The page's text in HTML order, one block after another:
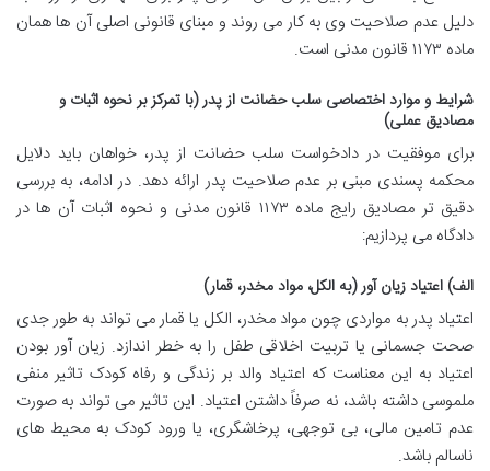
دلیل عدم صلاحیت وی به کار می روند و مبنای قانونی اصلی آن ها همان
ماده ۱۱۷۳ قانون مدنی است.
شرایط و موارد اختصاصی سلب حضانت از پدر (با تمرکز بر نحوه اثبات و
مصادیق عملی)
برای موفقیت در دادخواست سلب حضانت از پدر، خواهان باید دلایل
محکمه پسندی مبنی بر عدم صلاحیت پدر ارائه دهد. در ادامه، به بررسی
دقیق تر مصادیق رایج ماده ۱۱۷۳ قانون مدنی و نحوه اثبات آن ها در
دادگاه می پردازیم:
الف) اعتیاد زیان آور (به الکل، مواد مخدر، قمار)
اعتیاد پدر به مواردی چون مواد مخدر، الکل یا قمار می تواند به طور جدی
صحت جسمانی یا تربیت اخلاقی طفل را به خطر اندازد. زیان آور بودن
اعتیاد به این معناست که اعتیاد والد بر زندگی و رفاه کودک تاثیر منفی
ملموسی داشته باشد، نه صرفاً داشتن اعتیاد. این تاثیر می تواند به صورت
عدم تامین مالی، بی توجهی، پرخاشگری، یا ورود کودک به محیط های
ناسالم باشد.